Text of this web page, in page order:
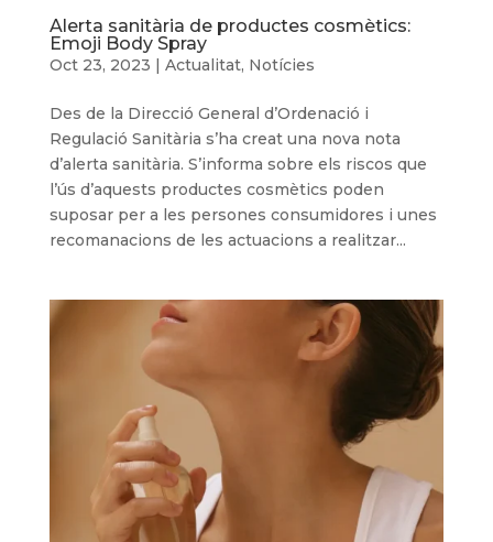
Alerta sanitària de productes cosmètics:
Emoji Body Spray
Oct 23, 2023 Actualitat, Notícies
Des de la Direcció General d’Ordenació i
Regulació Sanitària s’ha creat una nova nota
d’alerta sanitària. S’informa sobre els riscos que
l’ús d’aquests productes cosmètics poden
suposar per a les persones consumidores i unes
recomanacions de les actuacions a realitzar...